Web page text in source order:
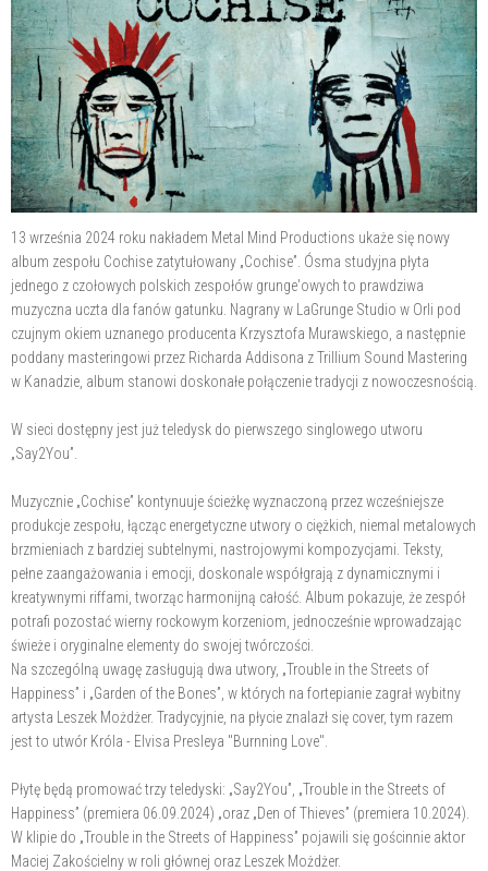
13 września 2024 roku nakładem Metal Mind Productions ukaże się nowy
album zespołu Cochise zatytułowany „Cochise”. Ósma studyjna płyta
jednego z czołowych polskich zespołów grunge'owych to prawdziwa
muzyczna uczta dla fanów gatunku. Nagrany w LaGrunge Studio w Orli pod
czujnym okiem uznanego producenta Krzysztofa Murawskiego, a następnie
poddany masteringowi przez Richarda Addisona z Trillium Sound Mastering
w Kanadzie, album stanowi doskonałe połączenie tradycji z nowoczesnością.
W sieci dostępny jest już teledysk do pierwszego singlowego utworu
„Say2You”.
Muzycznie „Cochise” kontynuuje ścieżkę wyznaczoną przez wcześniejsze
produkcje zespołu, łącząc energetyczne utwory o ciężkich, niemal metalowych
brzmieniach z bardziej subtelnymi, nastrojowymi kompozycjami. Teksty,
pełne zaangażowania i emocji, doskonale współgrają z dynamicznymi i
kreatywnymi riffami, tworząc harmonijną całość. Album pokazuje, że zespół
potrafi pozostać wierny rockowym korzeniom, jednocześnie wprowadzając
świeże i oryginalne elementy do swojej twórczości.
Na szczególną uwagę zasługują dwa utwory, „Trouble in the Streets of
Happiness” i „Garden of the Bones”, w których na fortepianie zagrał wybitny
artysta Leszek Możdżer. Tradycyjnie, na płycie znalazł się cover, tym razem
jest to utwór Króla - Elvisa Presleya "Burnning Love".
Płytę będą promować trzy teledyski: „Say2You”, „Trouble in the Streets of
Happiness” (premiera 06.09.2024) „oraz „Den of Thieves” (premiera 10.2024).
W klipie do „Trouble in the Streets of Happiness” pojawili się gościnnie aktor
Maciej Zakościelny w roli głównej oraz Leszek Możdżer.